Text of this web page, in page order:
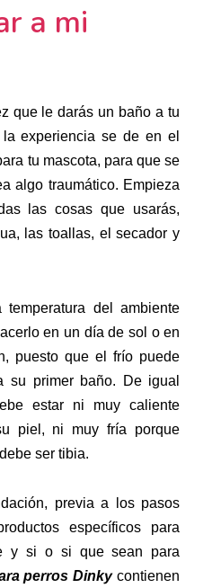
a mi
que le darás un baño a tu
experiencia se de en el
tu mascota, para que se
algo traumático. Empieza
las cosas que usarás,
las toallas, el secador y
del ambiente
en un día de sol o en
puesto que el frío puede
su primer baño. De igual
estar ni muy caliente
piel, ni muy fría porque
ser tibia.
previa a los pasos
específicos para
y si o si que sean para
perros Dinkycontienen